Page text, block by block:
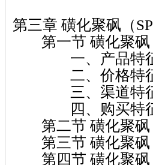
第三章 磺化聚砜（
第一节 磺化聚砜
一、产品特
二、价格特
三、渠道特
四、购买特
第二节 磺化聚砜
第三节 磺化聚砜
第四节 磺化聚砜